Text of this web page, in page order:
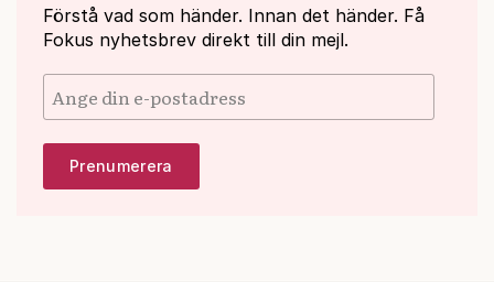
Förstå vad som händer. Innan det händer. Få
Fokus nyhetsbrev direkt till din mejl.